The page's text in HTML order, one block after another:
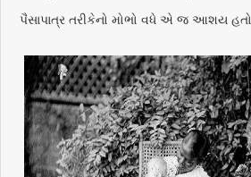
પૈસાપાત્ર તરીકેનો મોભો વધે એ જ આશય હતો.